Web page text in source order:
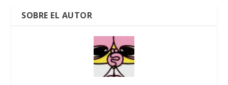
SOBRE EL AUTOR